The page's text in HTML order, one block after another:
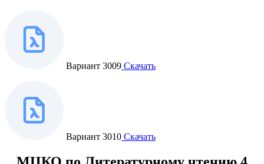
Вариант 3009 Скачать
Вариант 3010 Скачать